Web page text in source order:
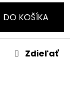
DO KOŠÍKA
Zdieľať